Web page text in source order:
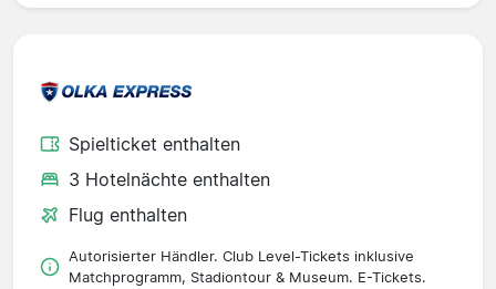
Spielticket enthalten
3 Hotelnächte enthalten
Flug enthalten
Autorisierter Händler. Club Level-Tickets inklusive
Matchprogramm, Stadiontour & Museum. E-Tickets.